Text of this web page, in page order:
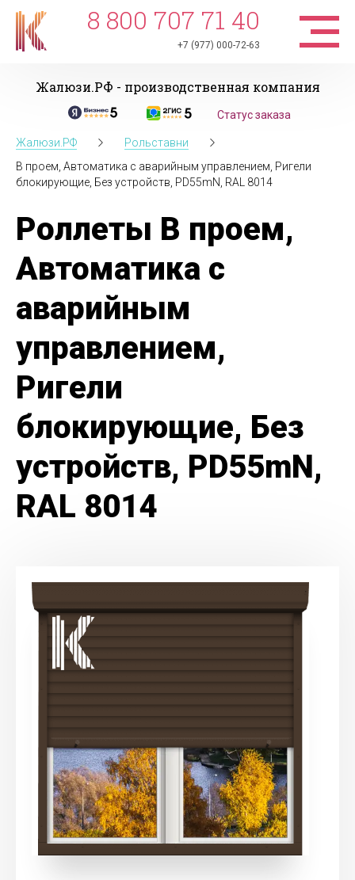
8 800 707 71 40
+7 (977) 000-72-63
Жалюзи.РФ - производственная компания
Статус заказа
Жалюзи.РФ
Рольставни
В проем, Автоматика с аварийным управлением, Ригели
блокирующие, Без устройств, PD55mN, RAL 8014
Роллеты В проем,
Автоматика с
аварийным
управлением,
Ригели
блокирующие, Без
устройств, PD55mN,
RAL 8014